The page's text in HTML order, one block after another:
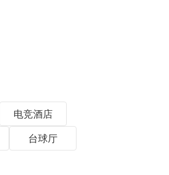
电竞酒店
台球厅